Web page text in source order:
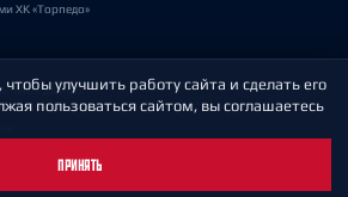
ХК «Торпедо»
данных
улучшить работу сайта и сделать его
пользоваться сайтом, вы соглашаетесь
ПРИНЯТЬ